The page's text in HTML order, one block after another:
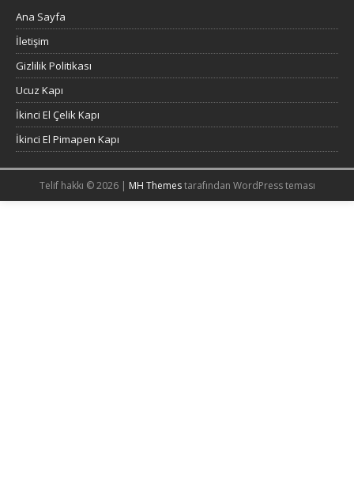
Ana Sayfa
İletişim
Gizlilik Politikası
Ucuz Kapı
İkinci El Çelik Kapı
İkinci El Pimapen Kapı
Telif hakkı © 2026 | MH Themestarafından WordPress teması